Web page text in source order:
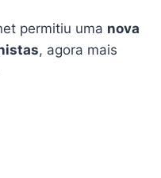
permitiu uma nova
, agora mais